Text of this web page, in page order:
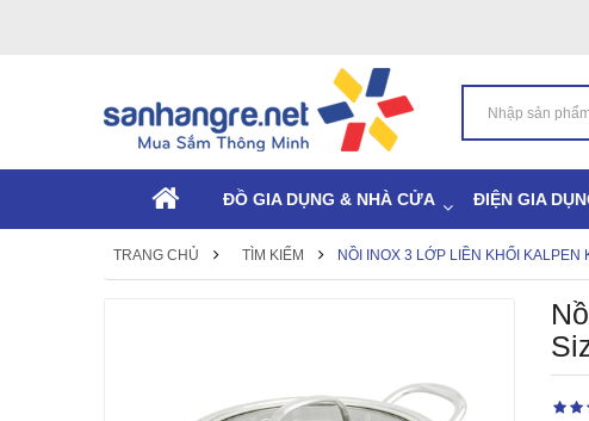
ĐỒ GIA DỤNG & NHÀ CỬA ĐIỆN GIA
TRANG CHỦ TÌM KIẾM NỒI INOX 3 LỚP LIỀN KHỐI